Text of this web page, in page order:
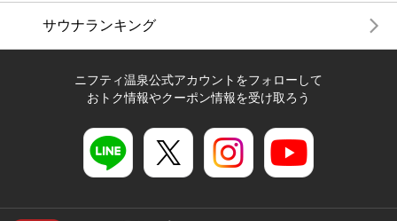
サウナランキング
ニフティ温泉公式アカウントをフォローして
おトク情報やクーポン情報を受け取ろう